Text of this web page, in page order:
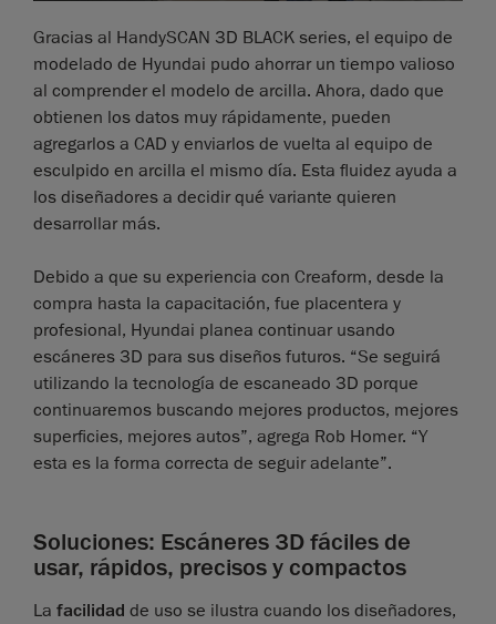
Gracias al HandySCAN 3D BLACK series, el equipo de
modelado de Hyundai pudo ahorrar un tiempo valioso
al comprender el modelo de arcilla. Ahora, dado que
obtienen los datos muy rápidamente, pueden
agregarlos a CAD y enviarlos de vuelta al equipo de
esculpido en arcilla el mismo día. Esta fluidez ayuda a
los diseñadores a decidir qué variante quieren
desarrollar más.
Debido a que su experiencia con Creaform, desde la
compra hasta la capacitación, fue placentera y
profesional, Hyundai planea continuar usando
escáneres 3D para sus diseños futuros. “Se seguirá
utilizando la tecnología de escaneado 3D porque
continuaremos buscando mejores productos, mejores
superficies, mejores autos”, agrega Rob Homer. “Y
esta es la forma correcta de seguir adelante”.
Soluciones: Escáneres 3D fáciles de
usar, rápidos, precisos y compactos
La facilidad de uso se ilustra cuando los diseñadores,